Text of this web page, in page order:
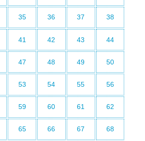
35 36 37 38
41 42 43 44
47 48 49 50
53 54 55 56
59 60 61 62
65 66 67 68